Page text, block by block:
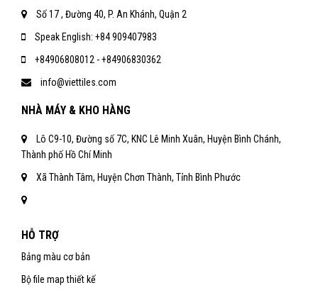
Số 17 , Đường 40, P. An Khánh, Quận 2
Speak English: +84 909407983
+84906808012 - +84906830362
info@viettiles.com
NHÀ MÁY & KHO HÀNG
Lô C9-10, Đường số 7C, KNC Lê Minh Xuân, Huyện Bình Chánh,
Thành phố Hồ Chí Minh
Xã Thành Tâm, Huyện Chơn Thành, Tỉnh Bình Phước
HỖ TRỢ
Bảng màu cơ bản
Bộ file map thiết kế